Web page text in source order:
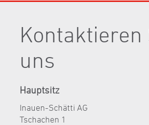
Kontaktieren
uns
Hauptsitz
Inauen-Schätti AG
Tschachen 1